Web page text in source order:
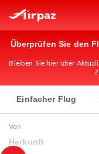
Überprüfen Sie den
Bleiben Sie hier über
Einfacher Flug
Von
Herkunft